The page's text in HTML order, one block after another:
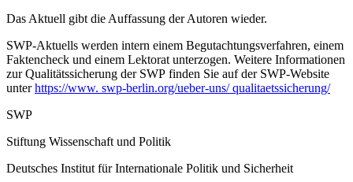
Das Aktuell gibt die Auffassung der Autoren wieder.
SWP-Aktuells werden intern einem Begutachtungsverfah­ren, einem
Faktencheck und einem Lektorat unterzogen. Weitere Informationen
zur Qualitätssicherung der SWP finden Sie auf der SWP-Website
unterhttps://www. swp-berlin.org/ueber-uns/ qualitaetssicherung/
SWP
Stiftung Wissenschaft und Politik
Deutsches Institut für Internationale Politik und Sicherheit